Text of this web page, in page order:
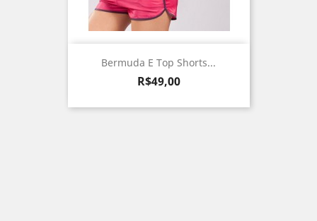
Bermuda E Top Shorts...
Preço
R$49,00